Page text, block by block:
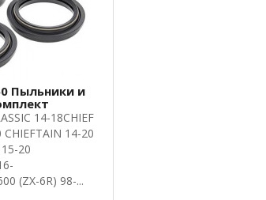
Пыльники и
14-18CHIEF
CHIEFTAIN 14-20
20
(ZX-6R) 98-...